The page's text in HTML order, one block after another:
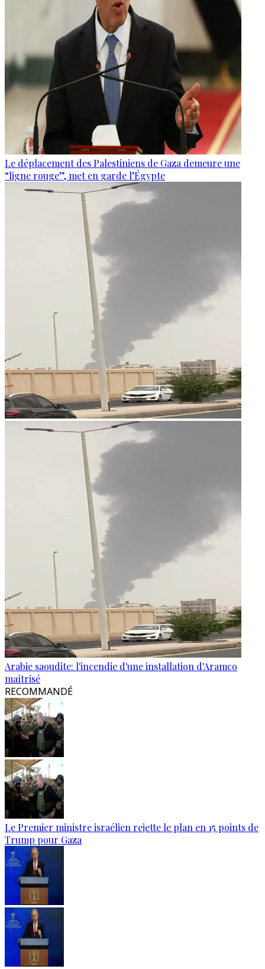
Le déplacement des Palestiniens de Gaza demeure une
“ligne rouge”, met en garde l’Égypte
Arabie saoudite: l'incendie d'une installation d'Aramco
maîtrisé
RECOMMANDÉ
Le Premier ministre israélien rejette le plan en 15 points de
Trump pour Gaza